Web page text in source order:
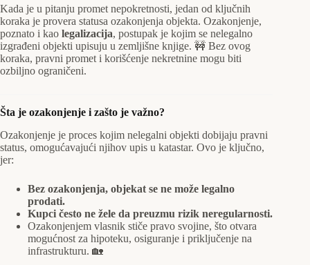
Kada je u pitanju promet nepokretnosti, jedan od ključnih
koraka je provera statusa ozakonjenja objekta. Ozakonjenje,
poznato i kao legalizacija, postupak je kojim se nelegalno
izgrađeni objekti upisuju u zemljišne knjige. 🚧 Bez ovog
koraka, pravni promet i korišćenje nekretnine mogu biti
ozbiljno ograničeni.
Šta je ozakonjenje i zašto je važno?
Ozakonjenje je proces kojim nelegalni objekti dobijaju pravni
status, omogućavajući njihov upis u katastar. Ovo je ključno,
jer:
Bez ozakonjenja, objekat se ne može legalno
prodati.
Kupci često ne žele da preuzmu rizik neregularnosti.
Ozakonjenjem vlasnik stiče pravo svojine, što otvara
mogućnost za hipoteku, osiguranje i priključenje na
infrastrukturu. 🏡